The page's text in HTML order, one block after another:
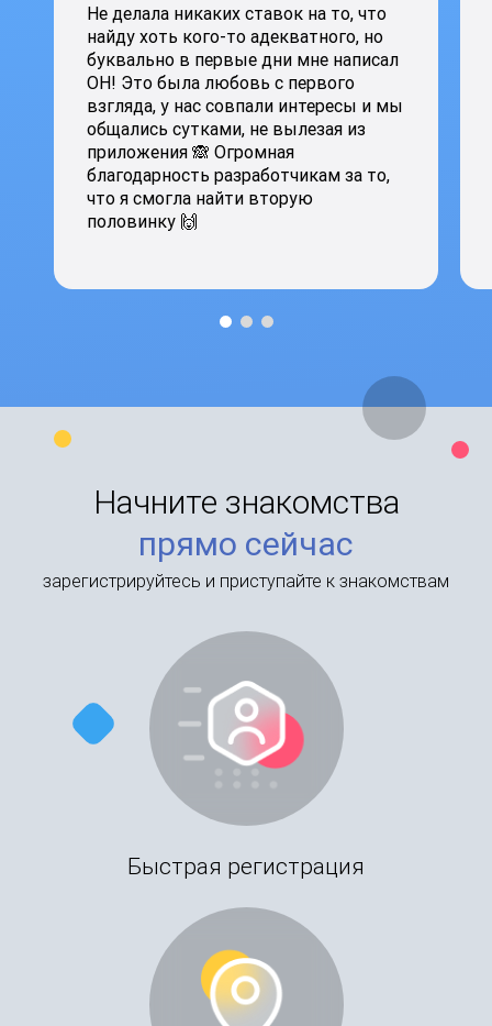
Не делала никаких ставок на то, что
найду хоть кого-то адекватного, но
буквально в первые дни мне написал
ОН! Это была любовь с первого
взгляда, у нас совпали интересы и мы
общались сутками, не вылезая из
приложения 🙈 Огромная
благодарность разработчикам за то,
что я смогла найти вторую
половинку 🙌
Начните знакомства
прямо сейчас
зарегистрируйтесь и приступайте к знакомствам
Быстрая регистрация